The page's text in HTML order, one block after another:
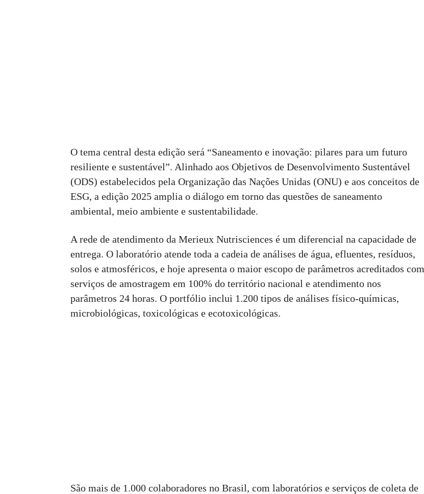
O tema central desta edição será “Saneamento e inovação: pilares para um futuro
resiliente e sustentável”. Alinhado aos Objetivos de Desenvolvimento Sustentável
(ODS) estabelecidos pela Organização das Nações Unidas (ONU) e aos conceitos de
ESG, a edição 2025 amplia o diálogo em torno das questões de saneamento
ambiental, meio ambiente e sustentabilidade.
A rede de atendimento da Merieux Nutrisciences é um diferencial na capacidade de
entrega. O laboratório atende toda a cadeia de análises de água, efluentes, resíduos,
solos e atmosféricos, e hoje apresenta o maior escopo de parâmetros acreditados com
serviços de amostragem em 100% do território nacional e atendimento nos
parâmetros 24 horas. O portfólio inclui 1.200 tipos de análises físico-químicas,
microbiológicas, toxicológicas e ecotoxicológicas.
São mais de 1.000 colaboradores no Brasil, com laboratórios e serviços de coleta de